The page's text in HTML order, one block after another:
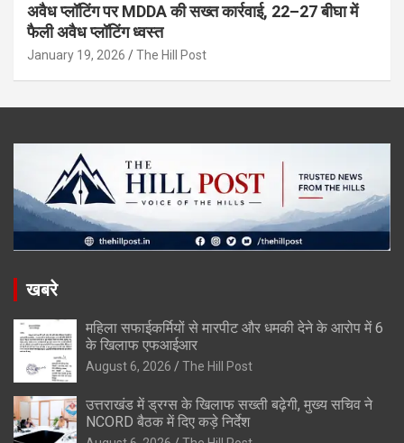
अवैध प्लॉटिंग पर MDDA की सख्त कार्रवाई, 22–27 बीघा में
फैली अवैध प्लॉटिंग ध्वस्त
January 19, 2026 The Hill Post
खबरे
महिला सफाईकर्मियों से मारपीट और धमकी देने के आरोप में 6
के खिलाफ एफआईआर
August 6, 2026 The Hill Post
उत्तराखंड में ड्रग्स के खिलाफ सख्ती बढ़ेगी, मुख्य सचिव ने
NCORD बैठक में दिए कड़े निर्देश